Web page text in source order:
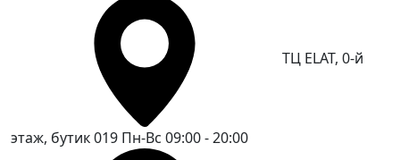
ТЦ ELAT, 0-й
этаж, бутик 019 Пн-Вс 09:00 - 20:00